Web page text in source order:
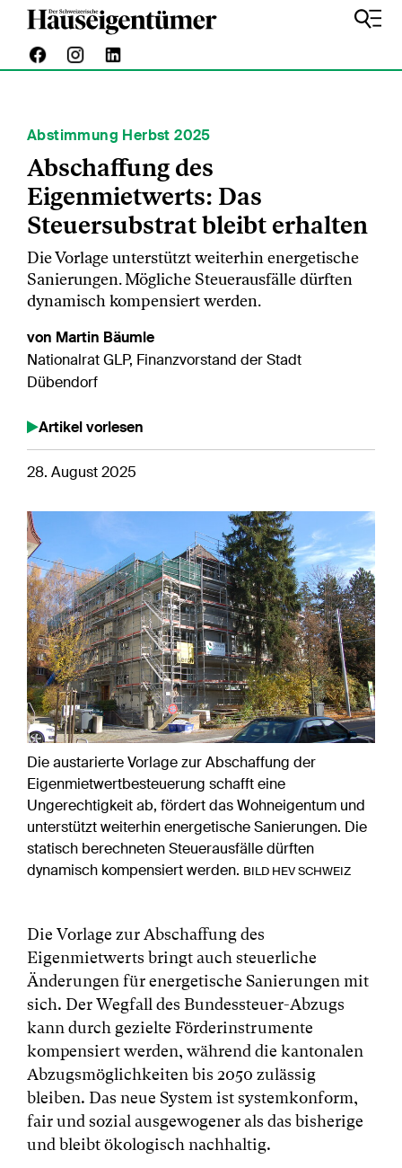
Abstimmung Herbst 2025
Abschaffung des
Eigenmietwerts: Das
Steuersubstrat bleibt erhalten
Die Vorlage unterstützt weiterhin energetische
Sanierungen. Mögliche Steuerausfälle dürften
dynamisch kompensiert werden.
von Martin Bäumle
Nationalrat GLP, Finanzvorstand der Stadt
Dübendorf
Artikel vorlesen
28. August 2025
Die austarierte Vorlage zur Abschaffung der
Eigenmietwertbesteuerung schafft eine
Ungerechtigkeit ab, fördert das Wohneigentum und
unterstützt weiterhin energetische Sanierungen. Die
statisch berechneten Steuerausfälle dürften
dynamisch kompensiert werden. BILD HEV SCHWEIZ
Die Vorlage zur Abschaffung des
Eigenmietwerts bringt auch steuerliche
Änderungen für energetische Sanierungen mit
sich. Der Wegfall des Bundessteuer-Abzugs
kann durch gezielte Förderinstrumente
kompensiert werden, während die kantonalen
Abzugsmöglichkeiten bis 2050 zulässig
bleiben. Das neue System ist systemkonform,
fair und sozial ausgewogener als das bisherige
und bleibt ökologisch nachhaltig.